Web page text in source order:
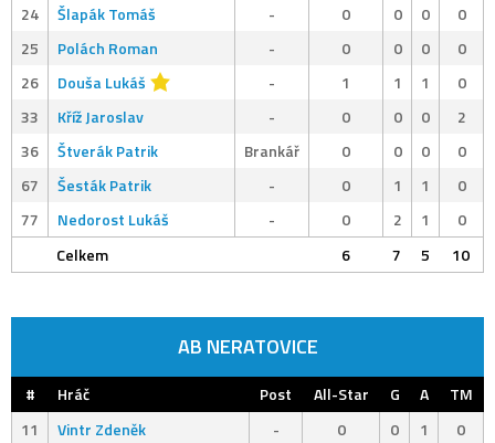
24
Šlapák Tomáš - 0 0 0
0
25
Polách Roman - 0 0 0
0
26
Douša Lukáš - 1 1 1
0
33
Kříž Jaroslav - 0 0 0
2
36
Štverák Patrik Brankář 0 0 0
0
67
Šesták Patrik - 0 1 1
0
77
Nedorost Lukáš - 0 2 1
0
Celkem
6 7 5 10
AB NERATOVICE
# Hráč Post All-Star G A
TM
11
Vintr Zdeněk - 0 0 1 0